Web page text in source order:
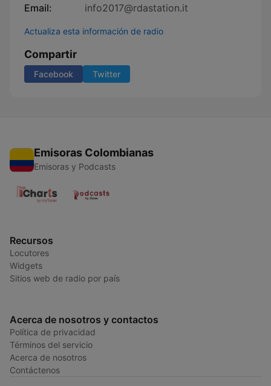
Email:
info2017@rdastation.it
Actualiza esta información de radio
Compartir
Facebook Twitter
Emisoras Colombianas
Emisoras y Podcasts
Recursos
Locutores
Widgets
Sitios web de radio por país
Acerca de nosotros y contactos
Política de privacidad
Términos del servicio
Acerca de nosotros
Contáctenos